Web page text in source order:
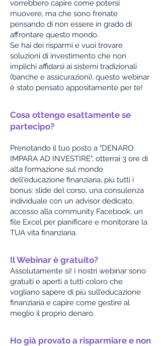
vorrebbero capire come potersi
muovere, ma che sono frenate
pensando di non essere in grado di
affrontare questo mondo.
Se hai dei risparmi e vuoi trovare
soluzioni di investimento che non
implichi affidarsi ai sistemi tradizionali
(banche e assicurazioni), questo webinar
è stato pensato appositamente per te!
Cosa ottengo esattamente se
partecipo?
Prenotando il tuo posto a "DENARO:
IMPARA AD INVESTIRE", otterrai 3 ore di
alta formazione sul mondo
dell'educazione finanziaria, più tutti i
bonus: slide del corso, una consulenza
individuale con un advisor dedicato,
accesso alla community Facebook, un
file Excel per pianificare e monitorare la
TUA vita finanziaria.
Il Webinar è gratuito?
Assolutamente sì! I nostri webinar sono
gratuiti e aperti a tutti coloro che
vogliano sapere di più sull’educazione
finanziaria e capire come gestire al
meglio il proprio denaro.
Ho già provato a risparmiare e non